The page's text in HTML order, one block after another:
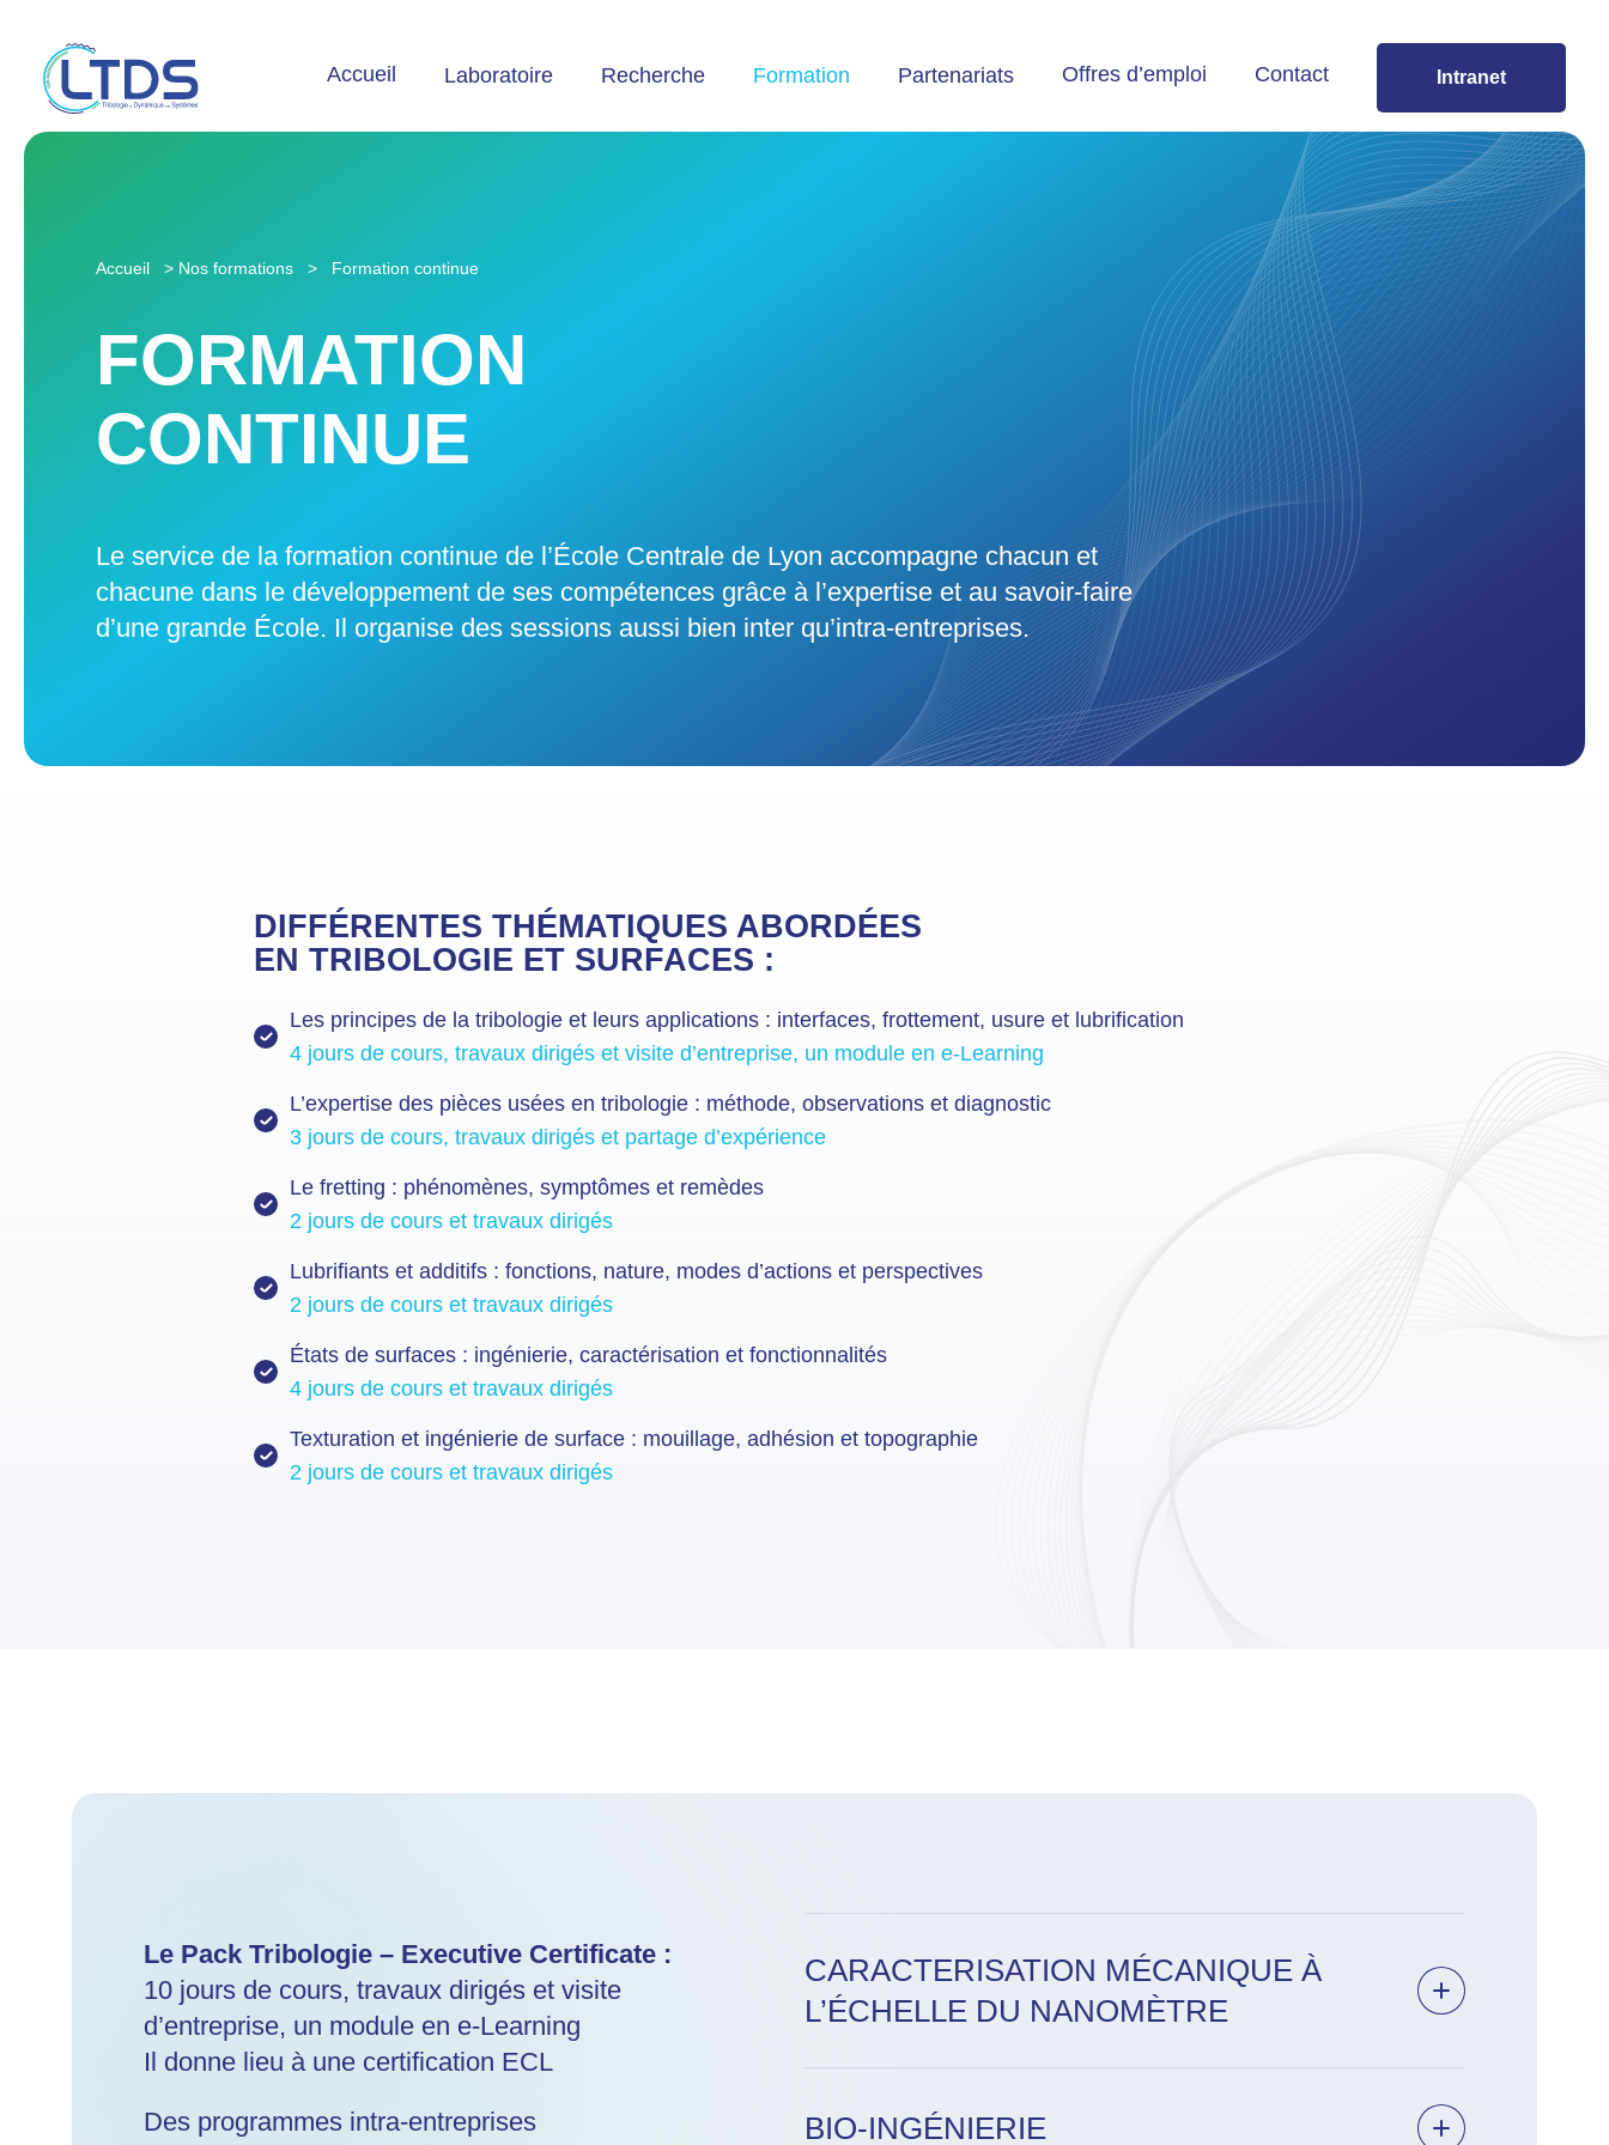
Accueil Laboratoire Recherche Formation Partenariats Offres d’emploi Contact Intranet
Accueil > Nos formations > Formation continue
FORMATION
CONTINUE
Le service de la formation continue de l’École Centrale de Lyon accompagne chacun et
chacune dans le développement de ses compétences grâce à l’expertise et au savoir-faire
d’une grande École. Il organise des sessions aussi bien inter qu’intra-entreprises.
DIFFÉRENTES THÉMATIQUES ABORDÉES
EN TRIBOLOGIE ET SURFACES :
Les principes de la tribologie et leurs applications : interfaces, frottement, usure et lubrification
4 jours de cours, travaux dirigés et visite d’entreprise, un module en e-Learning
L’expertise des pièces usées en tribologie : méthode, observations et diagnostic
3 jours de cours, travaux dirigés et partage d’expérience
Le fretting : phénomènes, symptômes et remèdes
2 jours de cours et travaux dirigés
Lubrifiants et additifs : fonctions, nature, modes d’actions et perspectives
2 jours de cours et travaux dirigés
États de surfaces : ingénierie, caractérisation et fonctionnalités
4 jours de cours et travaux dirigés
Texturation et ingénierie de surface : mouillage, adhésion et topographie
2 jours de cours et travaux dirigés
Le Pack Tribologie – Executive Certificate :
10 jours de cours, travaux dirigés et visite
d’entreprise, un module en e-Learning
Il donne lieu à une certification ECL
Des programmes intra-entreprises
CARACTERISATION MÉCANIQUE À
L’ÉCHELLE DU NANOMÈTRE
BIO-INGÉNIERIE